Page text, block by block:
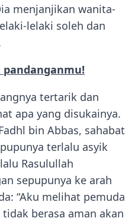
menjanjikan wanita-
lelaki soleh dan
tertarik dan
apa yang disukainya.
bin Abbas, sahabat
terlalu asyik
Rasulullah
sepupunya ke arah
“Aku melihat pemuda
berasa aman akan